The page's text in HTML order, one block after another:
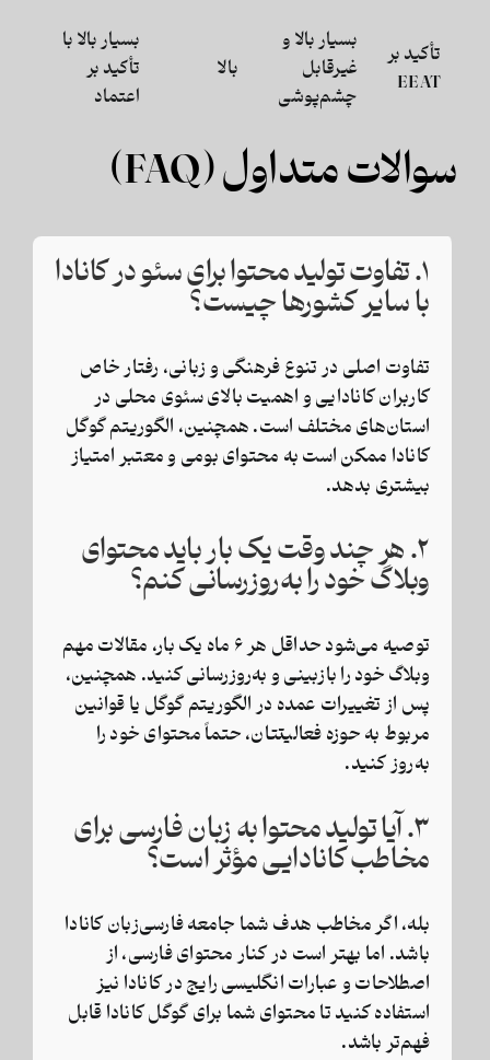
تأکید بر
EEAT
بسیار بالا و
غیرقابل
چشم‌پوشی
بالا
بسیار بالا با
تأکید بر
اعتماد
سوالات متداول (FAQ)
۱. تفاوت تولید محتوا برای سئو در کانادا
با سایر کشورها چیست؟
تفاوت اصلی در تنوع فرهنگی و زبانی، رفتار خاص
کاربران کانادایی و اهمیت بالای سئوی محلی در
استان‌های مختلف است. همچنین، الگوریتم گوگل
کانادا ممکن است به محتوای بومی و معتبر امتیاز
بیشتری بدهد.
۲. هر چند وقت یک بار باید محتوای
وبلاگ خود را به‌روزرسانی کنم؟
توصیه می‌شود حداقل هر ۶ ماه یک بار، مقالات مهم
وبلاگ خود را بازبینی و به‌روزرسانی کنید. همچنین،
پس از تغییرات عمده در الگوریتم گوگل یا قوانین
مربوط به حوزه فعالیتتان، حتماً محتوای خود را
به‌روز کنید.
۳. آیا تولید محتوا به زبان فارسی برای
مخاطب کانادایی مؤثر است؟
بله، اگر مخاطب هدف شما جامعه فارسی‌زبان کانادا
باشد. اما بهتر است در کنار محتوای فارسی، از
اصطلاحات و عبارات انگلیسی رایج در کانادا نیز
استفاده کنید تا محتوای شما برای گوگل کانادا قابل
فهم‌تر باشد.